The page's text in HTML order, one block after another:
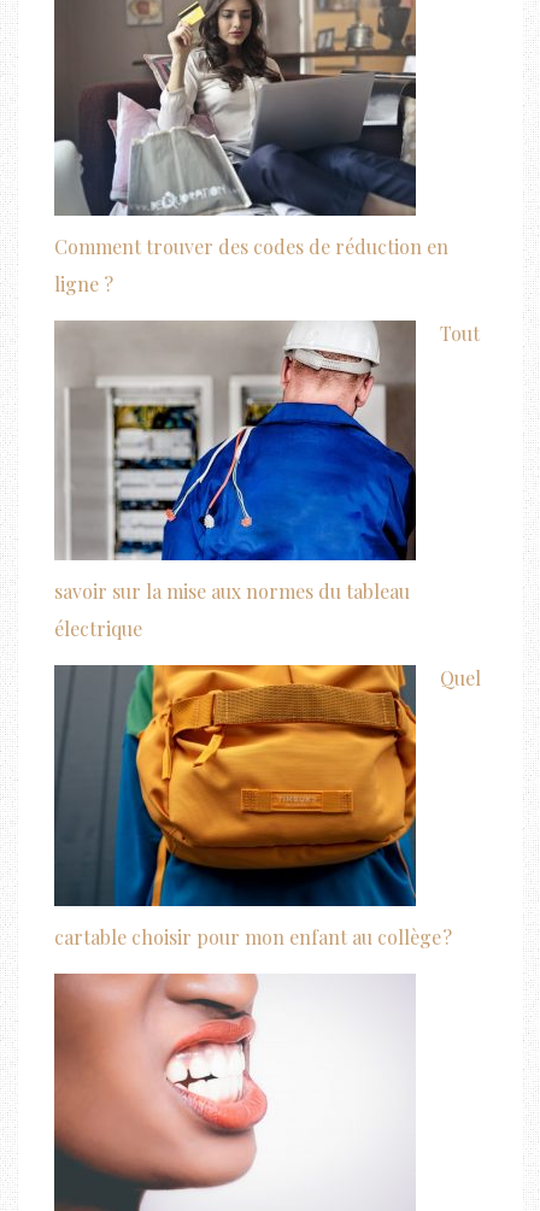
Comment trouver des codes de réduction en
ligne ?
Tout
savoir sur la mise aux normes du tableau
électrique
Quel
cartable choisir pour mon enfant au collège ?